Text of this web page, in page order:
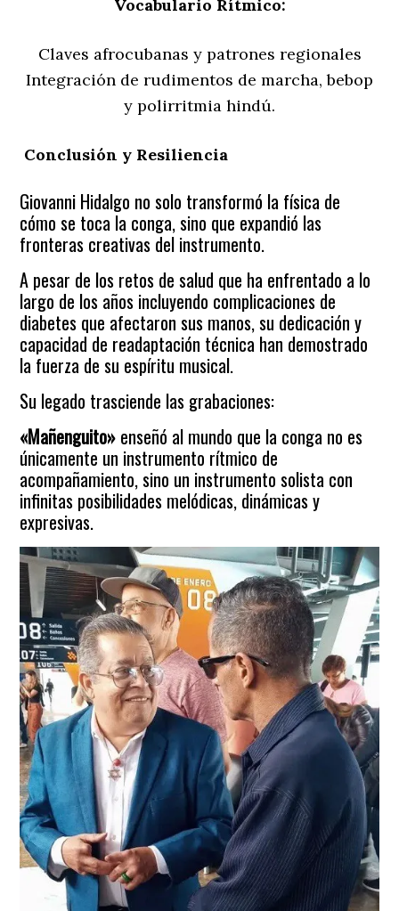
Vocabulario Rítmico:
Claves afrocubanas y patrones regionales
Integración de rudimentos de marcha, bebop
y polirritmia hindú.
Conclusión y Resiliencia
Giovanni Hidalgo no solo transformó la física de
cómo se toca la conga, sino que expandió las
fronteras creativas del instrumento.
A pesar de los retos de salud que ha enfrentado a lo
largo de los años incluyendo complicaciones de
diabetes que afectaron sus manos, su dedicación y
capacidad de readaptación técnica han demostrado
la fuerza de su espíritu musical.
Su legado trasciende las grabaciones:
«Mañenguito» enseñó al mundo que la conga no es
únicamente un instrumento rítmico de
acompañamiento, sino un instrumento solista con
infinitas posibilidades melódicas, dinámicas y
expresivas.